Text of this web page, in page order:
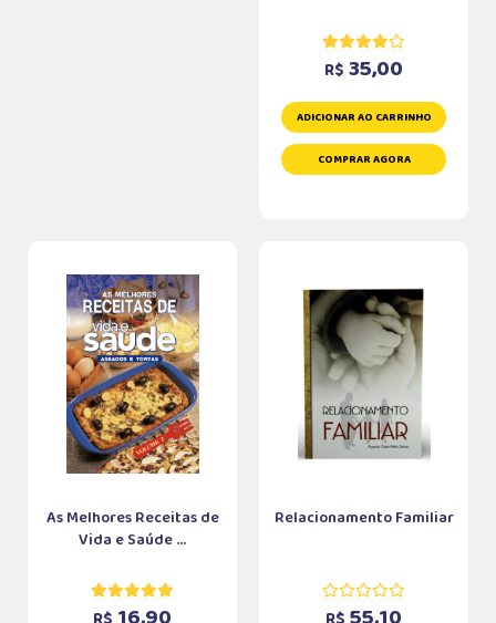
R$ 35,00
ADICIONAR AO CARRINHO
COMPRAR AGORA
As Melhores Receitas de
Vida e Saúde ...
Relacionamento Familiar